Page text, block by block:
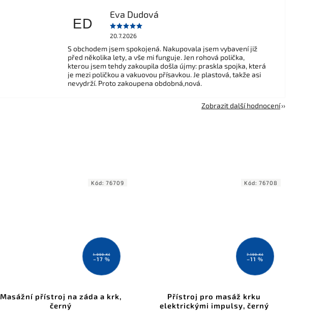
ED
Eva Dudová
20.7.2026
S obchodem jsem spokojená. Nakupovala jsem vybavení již
před několika lety, a vše mi funguje. Jen rohová polička,
kterou jsem tehdy zakoupila došla újmy: praskla spojka, která
je mezi poličkou a vakuovou přísavkou. Je plastová, takže asi
nevydrží. Proto zakoupena obdobná,nová.
Zobrazit další hodnocení
1 999 Kč
–17 %
Masážní přístroj na záda a krk,
černý
Kód: 76709
7 199 Kč
–11 %
Přístroj pro masáž krku
elektrickými impulsy, černý
Kód: 76708